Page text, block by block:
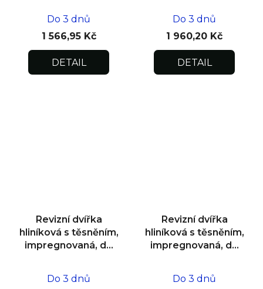
Do 3 dnů
1 566,95 Kč
DETAIL
Do 3 dnů
1 960,20 Kč
DETAIL
Revizní dvířka
hliníková s těsněním,
impregnovaná, do
Do 3 dnů
Revizní dvířka
hliníková s těsněním,
impregnovaná, do
Do 3 dnů